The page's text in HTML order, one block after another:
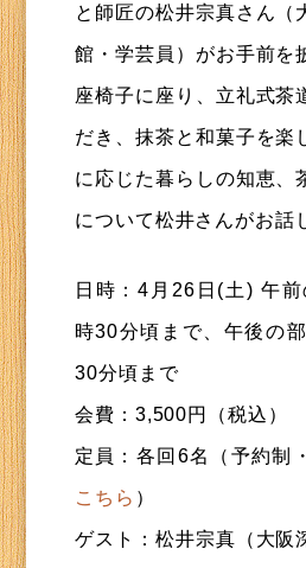
と師匠の松井宗真さん（
館・学芸員）がお手前を
座椅子に座り、立礼式茶
だき、抹茶と和菓子を楽
に応じた暮らしの知恵、
について松井さんがお話
日時：4月26日(土) 午
時30分頃まで、午後の
30分頃まで
会費：3,500円（税込）
定員：各回6名（予約制
こちら ）
ゲスト：松井宗真（大阪